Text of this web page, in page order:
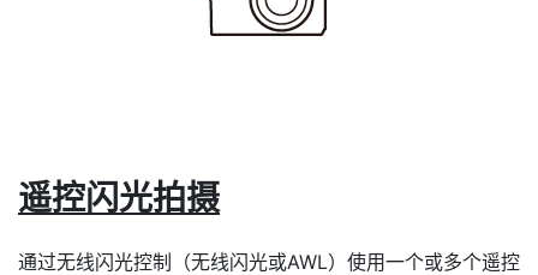
遥控闪光拍摄
通过无线闪光控制（无线闪光或AWL）使用一个或多个遥控